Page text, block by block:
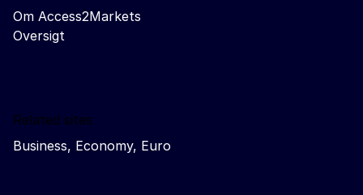
Om Access2Markets
Oversigt
Related sites
Business, Economy, Euro